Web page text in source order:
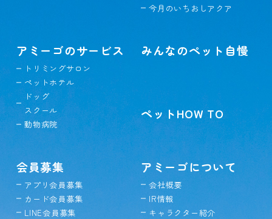
今月のいちおしアクア
アミーゴのサービス
トリミングサロン
ペットホテル
ドッグ
スクール
動物病院
みんなのペット自慢
ペットHOW TO
会員募集
アプリ会員募集
カード会員募集
LINE会員募集
アミーゴについて
会社概要
IR情報
キャラクター紹介